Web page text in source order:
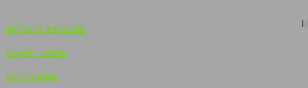
Artisans et devis
Construction
Rénovation